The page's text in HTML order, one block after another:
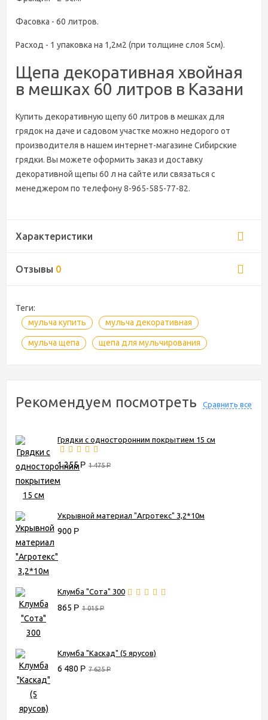
Фасовка - 60 литров.
Расход - 1 упаковка на 1,2м2 (при толщине слоя 5см).
Щепа декоративная хвойная
в мешках 60 литров в Казани
Купить декоративную щепу 60 литров в мешках для
грядок на даче и садовом участке можно недорого от
производителя в нашем интернет-магазине Сибирские
грядки. Вы можете оформить заказ и доставку
декоративной щепы 60 л на сайте или связаться с
менеджером по телефону 8-965-585-77-82.
Характеристики
Отзывы 0
Теги:
мульча купить
мульча декоративная
мульча щепа щепа для мульчирования
Рекомендуем посмотреть Сравнить все
Грядки с односторонним покрытием 15 см
1 255Р 1 475Р
Укрывной материал "Агротекс" 3,2*10м
900 Р
Клумба "Сота" 300
865 Р 1 015Р
Клумба "Каскад" (5 ярусов)
6 480 Р 7 625Р